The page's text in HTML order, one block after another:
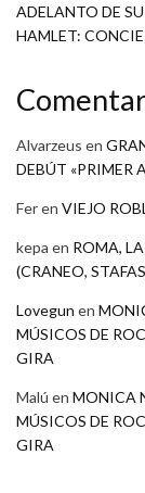
ADELANTO DE
HAMLET:
Alvarzeus en
DEBÚT «PRIMER
Feren VIEJO
kepa en ROMA,
(CRANEO,
Lovegun en
MÚSICOS DE
GIRA
Malú en MONICA
MÚSICOS DE
GIRA